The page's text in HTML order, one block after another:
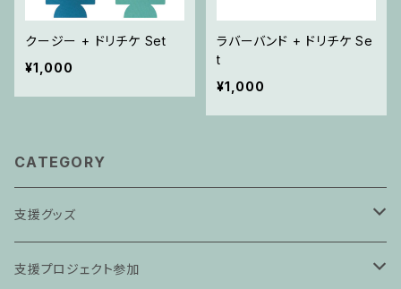
クージー + ドリチケ Set
¥1,000
ラバーバンド + ドリチケ Se
t
¥1,000
CATEGORY
支援グッズ
Tシャツ
支援プロジェクト参加